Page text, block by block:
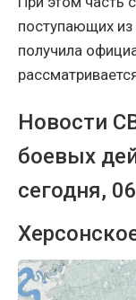
поступающих
получила
Новости
боевых
сегодня,